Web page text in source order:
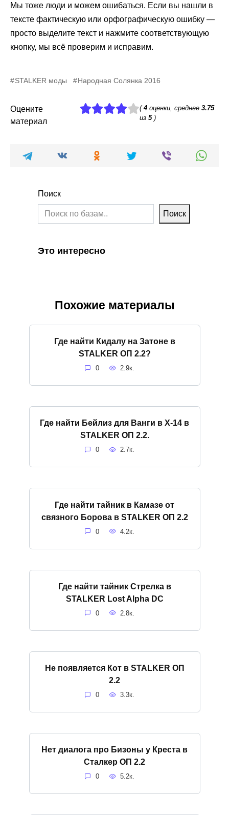
Мы тоже люди и можем ошибаться. Если вы нашли в
тексте фактическую или орфографическую ошибку —
просто выделите текст и нажмите соответствующую
кнопку, мы всё проверим и исправим.
STALKER моды Народная Солянка 2016
Оцените
материал
(4оценки, среднее 3.75
из 5)
Поиск
Поиск
Это интересно
Похожие материалы
Где найти Кидалу на Затоне в
STALKER ОП 2.2?
0 2.9к.
Где найти Бейлиз для Ванги в X-14 в
STALKER ОП 2.2.
0 2.7к.
Где найти тайник в Камазе от
связного Борова в STALKER ОП 2.2
0 4.2к.
Где найти тайник Стрелка в
STALKER Lost Alpha DC
0 2.8к.
Не появляется Кот в STALKER ОП
2.2
0 3.3к.
Нет диалога про Бизоны у Креста в
Сталкер ОП 2.2
0 5.2к.